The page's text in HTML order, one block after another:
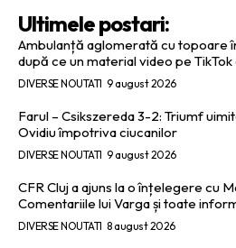
Ultimele postari:
Ambulanță aglomerată cu topoare
după ce un material video pe
DIVERSE NOUTATI 9 august 2026
Farul – Csikszereda 3-2: Triumf
Ovidiu împotriva ciucanilor
DIVERSE NOUTATI 9 august 2026
CFR Cluj a ajuns la o înțelegere cu
Comentariile lui Varga și toate
DIVERSE NOUTATI 8 august 2026